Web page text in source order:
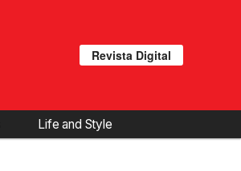
Revista Digital
Life and Style